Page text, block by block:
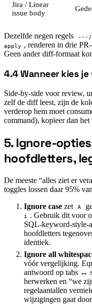
Jira / Linear
issue body
Dezelfde negen regels ---/
apply , renderen in drie
Geen ander diff-formaat
#
4.4 Wanneer kies je
Side-by-side voor review,
zelf de diff leest, zijn de
verderop hem moet
command), kopieer dan
#
5. Ignore-
hoofdletters,
De meeste “alles ziet er
toggles lossen daar 95%
Ignore case zet A
i . Gebruik dit voor
SQL-keyword-style-
hoofdletters
identiek.
Ignore all
vóór vergelijking.
antwoord op tabs ↔
herwerken en “we
regelaantallen
wijzigingen gaat